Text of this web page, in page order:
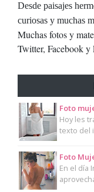
Desde paisajes
curiosas y muchas
Muchas fotos y
Twitter, Facebook y
Foto
Hoy les
texto del
Foto
En el día